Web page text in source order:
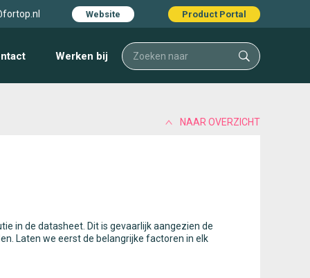
Website Product Portal
Werken bij
NAAR OVERZICHT
in de datasheet. Dit is gevaarlijk aangezien de
Laten we eerst de belangrijke factoren in elk